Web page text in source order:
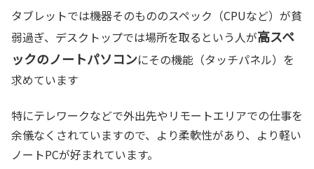
タブレットでは機器そのもののスペック（CPUなど）が貧
弱過ぎ、デスクトップでは場所を取るという人が高スペ
ックのノートパソコンにその機能（タッチパネル）を
求めています
特にテレワークなどで外出先やリモートエリアでの仕事を
余儀なくされていますので、より柔軟性があり、より軽い
ノートPCが好まれています。